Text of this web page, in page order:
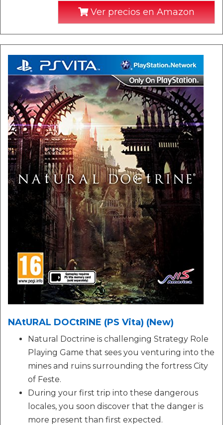
Ver precios en Amazon
NAtURAL DOCtRINE (PS Vita) (New)
Natural Doctrine is challenging Strategy Role
Playing Game that sees you venturing into the
mines and ruins surrounding the fortress City
of Feste.
During your first trip into these dangerous
locales, you soon discover that the danger is
more present than first expected.